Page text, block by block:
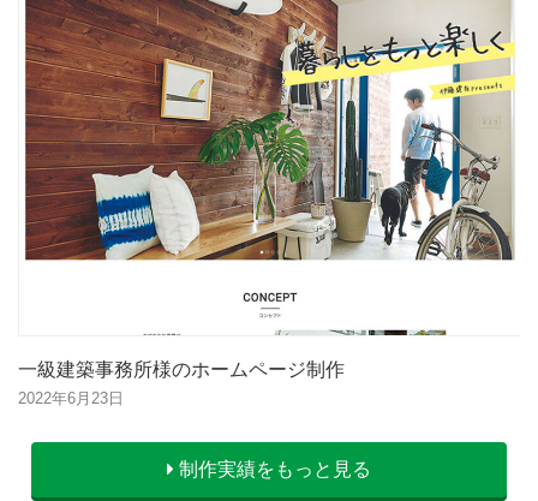
一級建築事務所様のホームページ制作
2022年6月23日
制作実績をもっと見る